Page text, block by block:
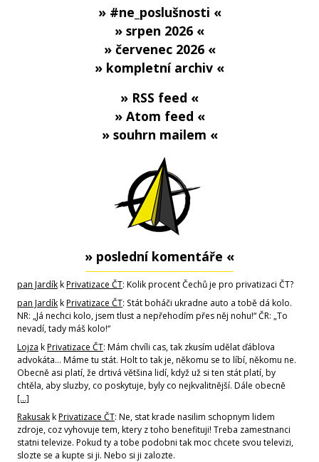
» #ne_poslušnosti «
» srpen 2026 «
» červenec 2026 «
» kompletní archiv «
» RSS feed «
» Atom feed «
» souhrn mailem «
» poslední komentáře «
pan JardíkkPrivatizace ČT: Kolik procent Čechů je pro privatizaci ČT?
pan JardíkkPrivatizace ČT: Stát boháči ukradne auto a tobě dá kolo.
NR: „Já nechci kolo, jsem tlust a nepřehodím přes něj nohu!“ ČR: „To
nevadí, tady máš kolo!“
Lojza kPrivatizace ČT: Mám chvíli cas, tak zkusím udělat ďáblova
advokáta... Máme tu stát. Holt to tak je, někomu se to líbí, někomu ne.
Obecně asi platí, že drtivá většina lidí, když už si ten stát platí, by
chtěla, aby sluzby, co poskytuje, byly co nejkvalitnější. Dále obecně
[…]
RakusakkPrivatizace ČT: Ne, stat krade nasilim schopnym lidem
zdroje, coz vyhovuje tem, ktery z toho benefituji! Treba zamestnanci
statni televize. Pokud ty a tobe podobni tak moc chcete svou televizi,
slozte se a kupte si ji. Nebo si ji zalozte.